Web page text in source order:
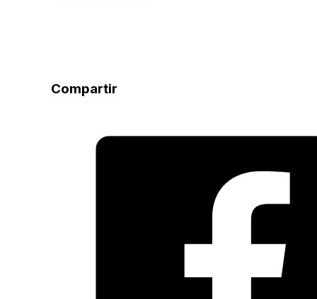
Compartir